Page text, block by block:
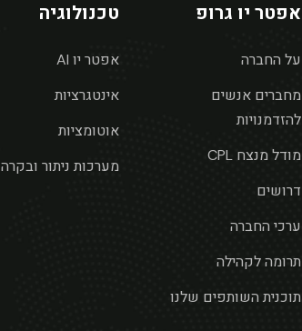
אפטר יו גרופ
על החברה
מחברים אנשים
להזדמנויות
מודל מנצח CPL
דרושים
ערכי החברה
תרומה לקהילה
תוכנית השותפים שלנו
טכנולוגיה
אפטר יו AI
אינטגרציות
אוטומציות
מערכות ניתור ובקרה